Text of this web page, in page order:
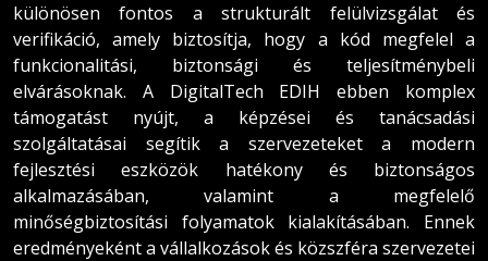
különösen fontos a strukturált felülvizsgálat és
verifikáció, amely biztosítja, hogy a kód megfelel a
funkcionalitási, biztonsági és teljesítménybeli
elvárásoknak. A DigitalTech EDIH ebben komplex
támogatást nyújt, a képzései és tanácsadási
szolgáltatásai segítik a szervezeteket a modern
fejlesztési eszközök hatékony és biztonságos
alkalmazásában, valamint a megfelelő
minőségbiztosítási folyamatok kialakításában. Ennek
eredményeként a vállalkozások és közszféra szervezetei